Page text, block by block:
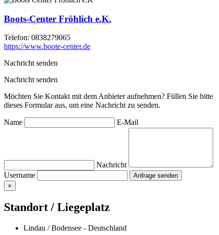
Boots-Center Fröhlich e.K.
Telefon: 0838279065
https://www.boote-center.de
Nachricht senden
Nachricht senden
Möchten Sie Kontakt mit dem Anbieter aufnehmen? Füllen Sie bitte
dieses Formular aus, um eine Nachricht zu senden.
Name E-Mail
Nachricht
Username
×
Standort / Liegeplatz
Lindau / Bodensee - Deutschland